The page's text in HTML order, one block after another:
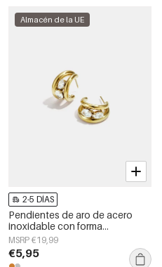
Almacén de la UE
2-5 DÍAS
Pendientes de aro de acero
inoxidable con forma
geométrica, sencillos, de la
serie Daily Simple, joyería para
mujer.
MSRP €19,99
€5,95